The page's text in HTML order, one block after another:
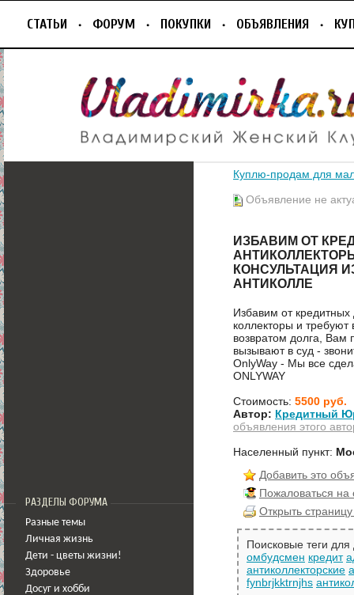
СТАТЬИ ФОРУМ ПОКУПКИ ОБЪЯВЛЕНИЯ
РАЗДЕЛЫ ФОРУМА
Разные темы
Личная жизнь
Дети - цветы жизни!
Здоровье
Досуг и хобби
Куплю-продам для
Объявление не
ИЗБАВИМ ОТ
КОНСУЛЬТАЦИЯ
АНТИКОЛЛЕ
Избавим от
коллекторы и требуют
возвратом долга, Вам
вызывают в суд -
OnlyWay - Мы все
ONLYWAY
Стоимость: 5500 руб.
Автор: Кредитный
объявления этого
Населенный пункт:
Добавить это
Пожаловаться
Открыть
Поисковые теги
омбудсмен кредит
антиколлекторские
fynbrjkktrnjhs